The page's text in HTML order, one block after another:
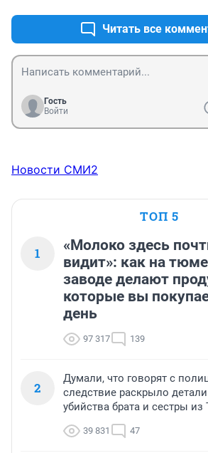
Читать все
Гость
Войти
Новости СМИ2
ТОП 5
1
«Молоко здесь
видит»: как на
заводе делают
которые вы
день
97 317 139
2
Думали, что говорят с
следствие раскрыло
убийства брата и сестры
39 831 47